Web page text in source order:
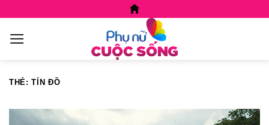
content
THẺ:TÍN ĐỒ